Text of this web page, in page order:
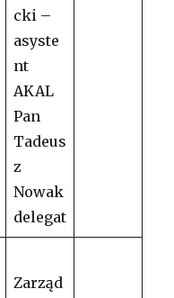
cki –
asyste
nt
AKAL
Pan
Tadeus
z
Nowak
delegat
Zarząd